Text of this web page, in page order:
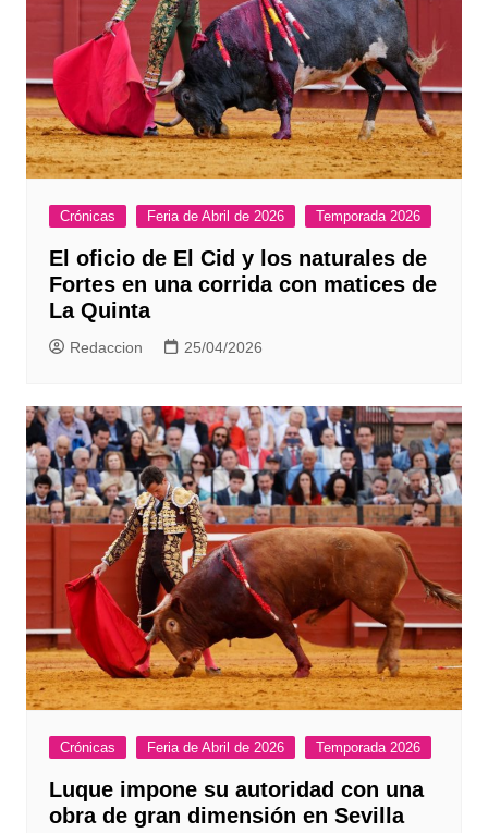
Crónicas Feria de Abril de 2026 Temporada 2026
El oficio de El Cid y los naturales de
Fortes en una corrida con matices de
La Quinta
Redaccion 25/04/2026
Crónicas Feria de Abril de 2026 Temporada 2026
Luque impone su autoridad con una
obra de gran dimensión en Sevilla